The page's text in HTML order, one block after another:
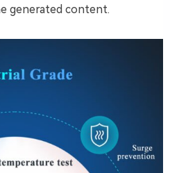
generated content.